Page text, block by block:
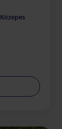
Közepes